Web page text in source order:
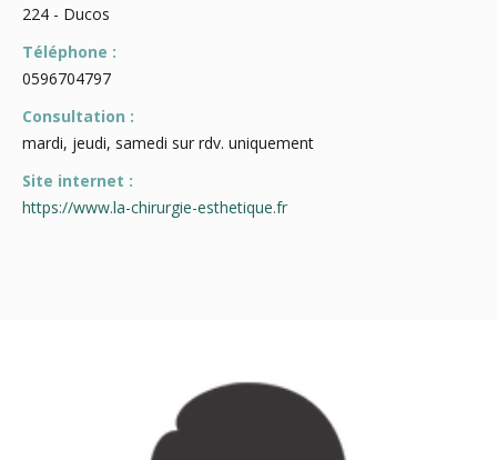
224 - Ducos
Téléphone :
0596704797
Consultation :
mardi, jeudi, samedi sur rdv. uniquement
Site internet :
https://www.la-chirurgie-esthetique.fr